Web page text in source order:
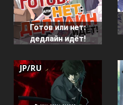
Готов или нет:
дедлайн идёт!
JP/RU